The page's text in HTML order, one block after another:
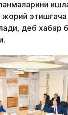
этишгача
деб хабар